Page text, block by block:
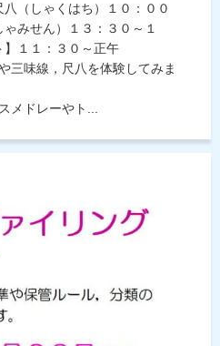
（しゃくはち）１０：００
みせん）１３：３０～１
】１１：３０～正午
三味線，尺八を体験してみま
メドレーやト...